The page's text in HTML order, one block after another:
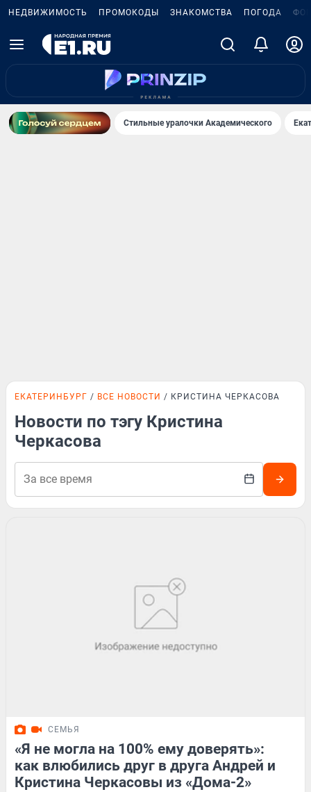
НЕДВИЖИМОСТЬ ПРОМОКОДЫ ЗНАКОМСТВА ПОГОДА
Стильные уралочки Академического
ЕКАТЕРИНБУРГ ВСЕ НОВОСТИ КРИСТИНА ЧЕРКАСОВА
Новости по тэгу Кристина
Черкасова
СЕМЬЯ
«Я не могла на 100% ему доверять»:
как влюбились друг в друга Андрей и
Кристина Черкасовы из «Дома-2»